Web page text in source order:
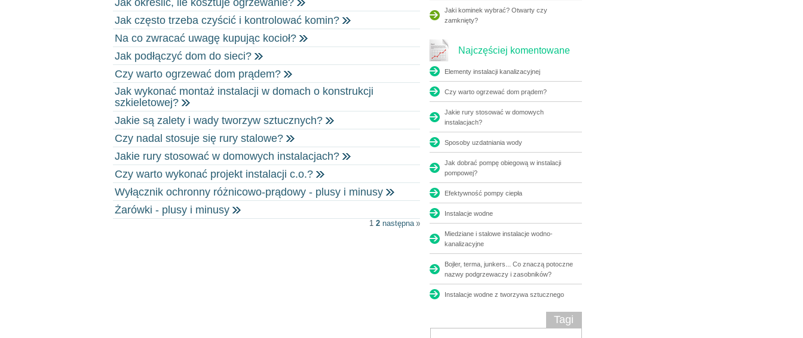
Jak określić, ile kosztuje ogrzewanie?
Jak często trzeba czyścić i kontrolować komin?
Na co zwracać uwagę kupując kocioł?
Jak podłączyć dom do sieci?
Czy warto ogrzewać dom prądem?
Jak wykonać montaż instalacji w domach o konstrukcji
szkieletowej?
Jakie są zalety i wady tworzyw sztucznych?
Czy nadal stosuje się rury stalowe?
Jakie rury stosować w domowych instalacjach?
Czy warto wykonać projekt instalacji c.o.?
Wyłącznik ochronny różnicowo-prądowy - plusy i minusy
Żarówki - plusy i minusy
1 2 następna
Jaki kominek wybrać? Otwarty czy
zamknięty?
Najczęściej komentowane
Elementy instalacji kanalizacyjnej
Czy warto ogrzewać dom prądem?
Jakie rury stosować w domowych
instalacjach?
Sposoby uzdatniania wody
Jak dobrać pompę obiegową w instalacji
pompowej?
Efektywność pompy ciepła
Instalacje wodne
Miedziane i stalowe instalacje wodno-
kanalizacyjne
Bojler, terma, junkers... Co znaczą potoczne
nazwy podgrzewaczy i zasobników?
Instalacje wodne z tworzywa sztucznego
Tagi